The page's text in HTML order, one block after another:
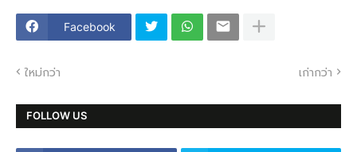
Facebook
ใหม่กว่า เก่ากว่า
FOLLOW US